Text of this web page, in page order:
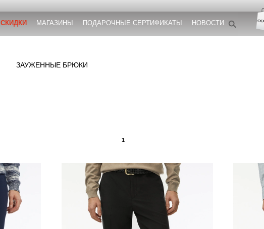
СКИДКИ МАГАЗИНЫ ПОДАРОЧНЫЕ СЕРТИФИКАТЫ НОВОСТИ
ЗАУЖЕННЫЕ БРЮКИ
1